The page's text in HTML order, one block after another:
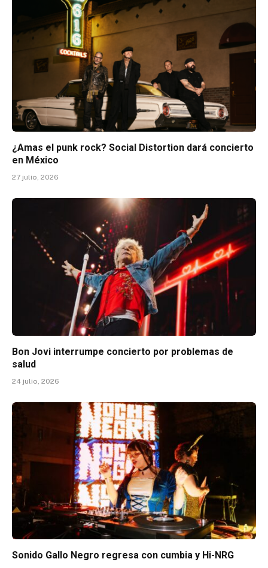
¿Amas el punk rock? Social Distortion dará concierto
en México
27 julio, 2026
Bon Jovi interrumpe concierto por problemas de
salud
24 julio, 2026
Sonido Gallo Negro regresa con cumbia y Hi-NRG